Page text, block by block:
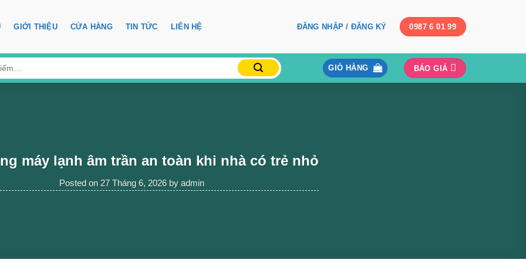
GIỚI THIỆU CỬA HÀNG TIN TỨC LIÊN HỆ ĐĂNG NHẬP / ĐĂNG KÝ 0987 6 01 99
GIỎ HÀNG BÁO GIÁ
máy lạnh âm trần an toàn khi nhà có trẻ nhỏ
Posted on 27 Tháng 6, 2026by admin